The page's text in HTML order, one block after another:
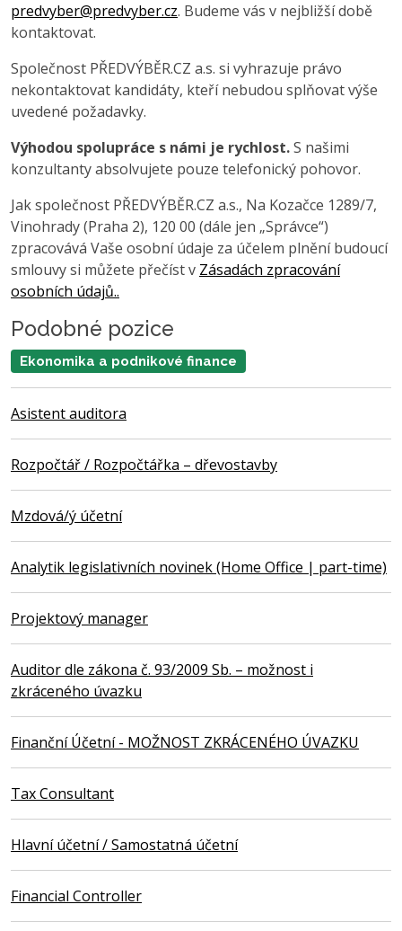
predvyber@predvyber.cz. Budeme vás v nejbližší době
kontaktovat.
Společnost PŘEDVÝBĚR.CZ a.s. si vyhrazuje právo
nekontaktovat kandidáty, kteří nebudou splňovat výše
uvedené požadavky.
Výhodou spolupráce s námi je rychlost.S našimi
konzultanty absolvujete pouze telefonický pohovor.
Jak společnost PŘEDVÝBĚR.CZ a.s., Na Kozačce 1289/7,
Vinohrady (Praha 2), 120 00 (dále jen „Správce“)
zpracovává Vaše osobní údaje za účelem plnění budoucí
smlouvy si můžete přečíst v Zásadách zpracování
osobních údajů..
Podobné pozice
Ekonomika a podnikové finance
Asistent auditora
Rozpočtář / Rozpočtářka – dřevostavby
Mzdová/ý účetní
Analytik legislativních novinek (Home Office | part-time)
Projektový manager
Auditor dle zákona č. 93/2009 Sb. – možnost i
zkráceného úvazku
Finanční Účetní - MOŽNOST ZKRÁCENÉHO ÚVAZKU
Tax Consultant
Hlavní účetní / Samostatná účetní
Financial Controller